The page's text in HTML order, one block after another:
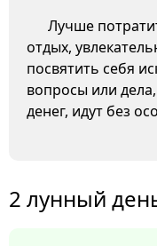
Лучше
отдых,
посвятить себя
вопросы или
денег, идут без
2 лунный